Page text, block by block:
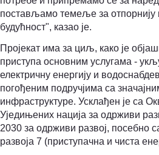
постављамо темеље за отпорнију
будућност", казао је.
Пројекат има за циљ, како је
приступа основним услугама -
електричну енергију и
погођеним подручјима са
инфраструктуре. Усклађен је са
Уједињених нација за одрживи
2030 за одрживи развој, посебно
развоја 7 (приступачна и чиста